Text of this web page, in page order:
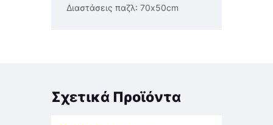
Διαστάσεις παζλ: 70x50cm
Σχετικά Προϊόντα